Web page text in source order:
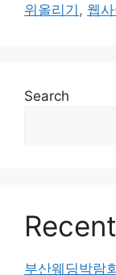
위올리기 , 웹
Search
부산웨딩박람